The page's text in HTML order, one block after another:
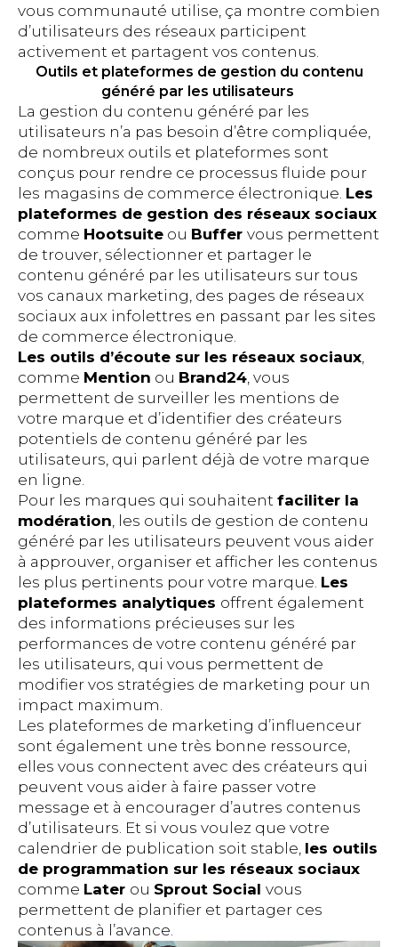
vous communauté utilise, ça montre combien
d’utilisateurs des réseaux participent
activement et partagent vos contenus.
Outils et plateformes de gestion du contenu
généré par les utilisateurs
La gestion du contenu généré par les
utilisateurs n’a pas besoin d’être compliquée,
de nombreux outils et plateformes sont
conçus pour rendre ce processus fluide pour
les magasins de commerce électronique. Les
plateformes de gestion des réseaux sociaux
comme Hootsuite ou Buffer vous permettent
de trouver, sélectionner et partager le
contenu généré par les utilisateurs sur tous
vos canaux marketing, des pages de réseaux
sociaux aux infolettres en passant par les sites
de commerce électronique.
Les outils d’écoute sur les réseaux sociaux
comme Mention ou Brand24 , vous
permettent de surveiller les mentions de
votre marque et d’identifier des créateurs
potentiels de contenu généré par les
utilisateurs, qui parlent déjà de votre marque
en ligne.
Pour les marques qui souhaitent faciliter la
modération , les outils de gestion de contenu
généré par les utilisateurs peuvent vous aider
à approuver, organiser et afficher les contenus
les plus pertinents pour votre marque. Les
plateformes analytiques offrent également
des informations précieuses sur les
performances de votre contenu généré par
les utilisateurs, qui vous permettent de
modifier vos stratégies de marketing pour un
impact maximum.
Les plateformes de marketing d’influenceur
sont également une très bonne ressource,
elles vous connectent avec des créateurs qui
peuvent vous aider à faire passer votre
message et à encourager d’autres contenus
d’utilisateurs. Et si vous voulez que votre
calendrier de publication soit stable, les outils
de programmation sur les réseaux sociaux
comme Later ou Sprout Social vous
permettent de planifier et partager ces
contenus à l’avance.